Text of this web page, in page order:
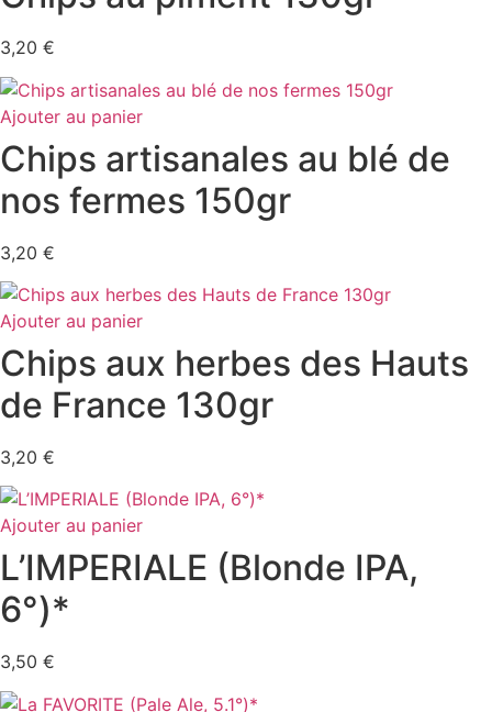
3,20 €
Ajouter au panier
Chips artisanales au blé de
nos fermes 150gr
3,20 €
Ajouter au panier
Chips aux herbes des Hauts
de France 130gr
3,20 €
Ajouter au panier
L’IMPERIALE (Blonde IPA,
6°)*
3,50 €